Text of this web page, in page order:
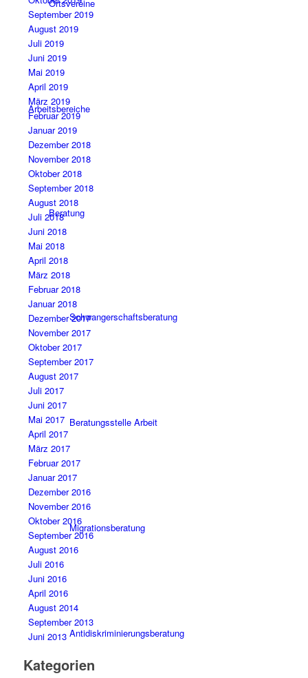
Ortsvereine
Arbeitsbereiche
Beratung
Schwangerschaftsberatung
Beratungsstelle Arbeit
Migrationsberatung
Antidiskriminierungsberatung
September 2019
August 2019
Juli 2019
Juni 2019
Mai 2019
April 2019
März 2019
Februar 2019
Januar 2019
Dezember 2018
November 2018
Oktober 2018
September 2018
August 2018
Juli 2018
Juni 2018
Mai 2018
April 2018
März 2018
Februar 2018
Januar 2018
Dezember 2017
November 2017
Oktober 2017
September 2017
August 2017
Juli 2017
Juni 2017
Mai 2017
April 2017
März 2017
Februar 2017
Januar 2017
Dezember 2016
November 2016
Oktober 2016
September 2016
August 2016
Juli 2016
Juni 2016
April 2016
August 2014
September 2013
Juni 2013
Kategorien